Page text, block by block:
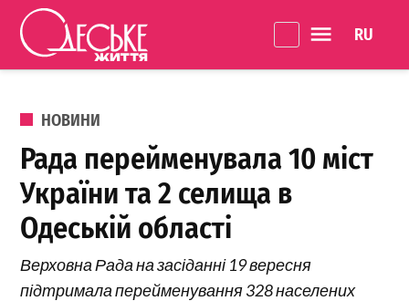
Перейти до вмісту
Життя
ОПУБЛІКОВАНО В
НОВИНИ
Рада перейменувала 10 міст
України та 2 селища в
Одеській області
Верховна Рада на засіданні 19 вересня
підтримала перейменування 328 населених